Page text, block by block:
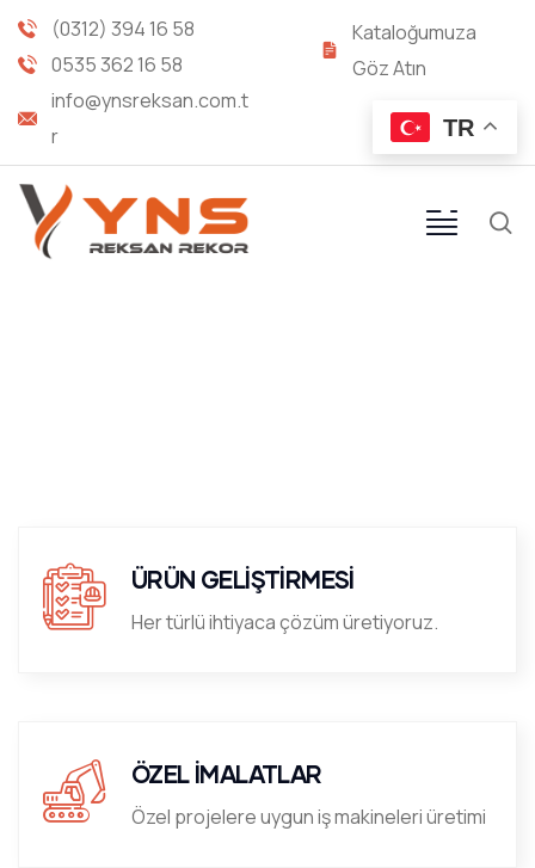
(0312) 394 16 58
0535 362 16 58
info@ynsreksan.com.t
r
Kataloğumuza
Göz Atın
TR
ÜRÜN GELİŞTİRMESİ
Her türlü ihtiyaca çözüm üretiyoruz.
ÖZEL İMALATLAR
Özel projelere uygun iş makineleri üretimi